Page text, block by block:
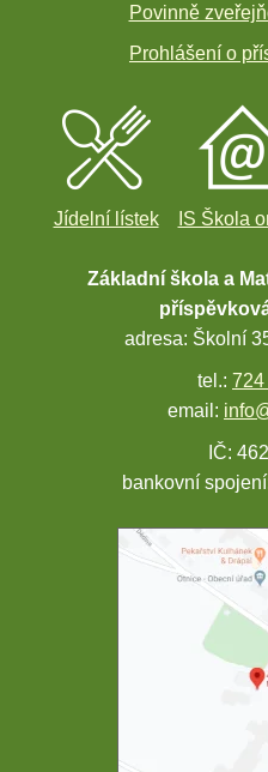
Povinně
Prohlášení o
Jídelní lístek IS Škola
Základní škola a
adresa: Školní
tel.: 724
email:
IČ:
bankovní